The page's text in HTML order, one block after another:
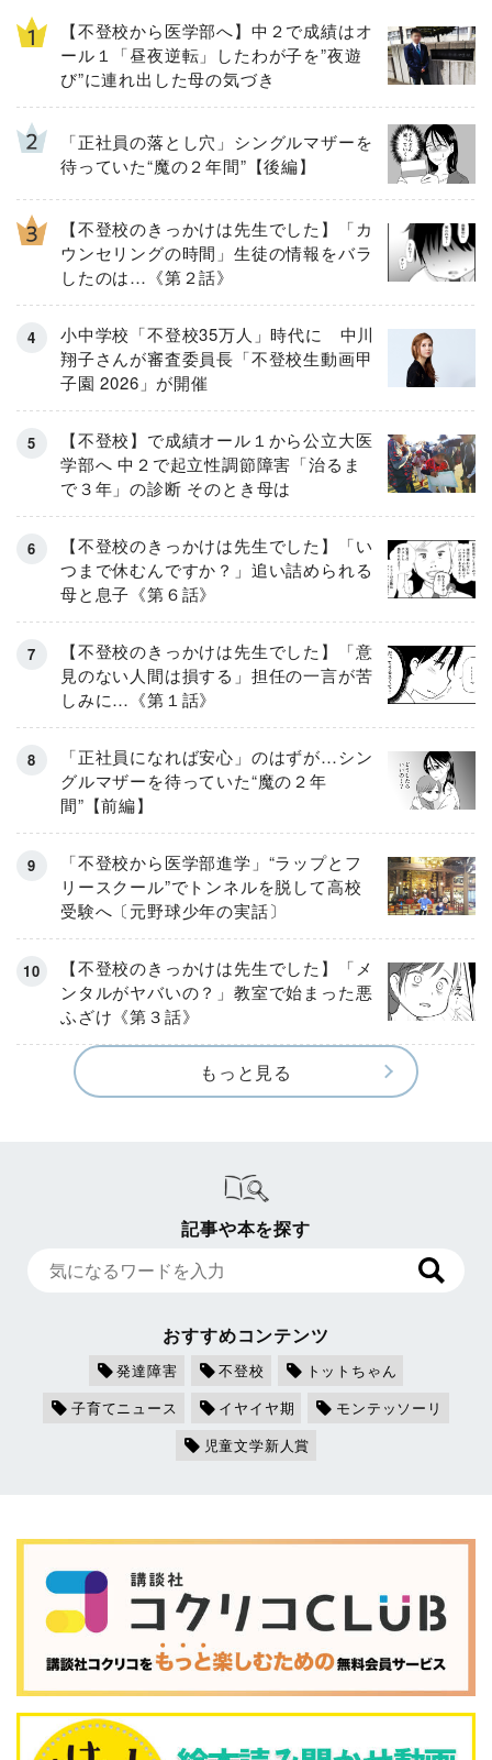
【不登校から医学部へ】中２で成績はオ
ール１「昼夜逆転」したわが子を”夜遊
び”に連れ出した母の気づき
「正社員の落とし穴」シングルマザーを
待っていた“魔の２年間”【後編】
【不登校のきっかけは先生でした】「カ
ウンセリングの時間」生徒の情報をバラ
したのは…《第２話》
小中学校「不登校35万人」時代に 中川
翔子さんが審査委員長「不登校生動画甲
子園 2026」が開催
【不登校】で成績オール１から公立大医
学部へ 中２で起立性調節障害「治るま
で３年」の診断 そのとき母は
【不登校のきっかけは先生でした】「い
つまで休むんですか？」追い詰められる
母と息子《第６話》
【不登校のきっかけは先生でした】「意
見のない人間は損する」担任の一言が苦
しみに…《第１話》
「正社員になれば安心」のはずが…シン
グルマザーを待っていた“魔の２年
間”【前編】
「不登校から医学部進学」“ラップとフ
リースクール”でトンネルを脱して高校
受験へ〔元野球少年の実話〕
【不登校のきっかけは先生でした】「メ
ンタルがヤバいの？」教室で始まった悪
ふざけ《第３話》
もっと見る
記事や本を探す
おすすめコンテンツ
発達障害 不登校
トットちゃん
子育てニュース
イヤイヤ期
モンテッソーリ
児童文学新人賞